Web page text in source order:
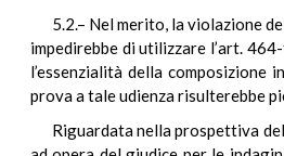
5.2.– Nel merito, la violazione
impedirebbe di utilizzare l’art.
l’essenzialità della
prova a tale udienza risulterebbe
Riguardata nella prospettiva